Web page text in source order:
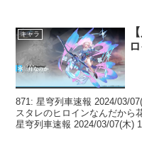
キャラ
871: 星穹列車速報 2024/03/
スタレのヒロインなんだから
星穹列車速報 2024/03/07(木)